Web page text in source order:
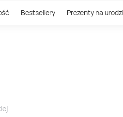
Bestsellery Prezenty na